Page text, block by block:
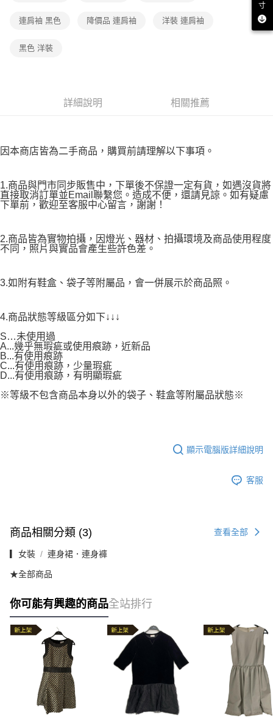
易，需依本服務之必要範圍內提供個人資料，並將交易相關給付款項請求債
２．關於個人資料處理事宜，請瀏覽以下網址：
４．使用「AFTEE先享後付」時，將依據個別帳號之用戶狀況，依本公司即
恩沛科技股份有限公司將有權停止該用戶之使用額度並採取法律行動。
連肩袖 黑色 降價品 連肩袖 洋裝 連肩袖
黑色 洋裝
詳細說明 相關推薦
因本商店皆為二手商品，購買前請理解以下事項。
1.商品與門市同步販售中，下單後不保證一定有貨，如遇沒貨將
直接取消訂單並Email聯繫您。造成不便，還請見諒。如有疑慮
下單前，歡迎至客服中心留言，謝謝！
2.商品皆為實物拍攝，因燈光、器材、拍攝環境及商品使用程度
不同，照片與實品會產生些許色差。
3.如附有鞋盒、袋子等附屬品，會一併展示於商品照。
4.商品狀態等級區分如下↓↓↓
S…未使用過
A...幾乎無瑕疵或使用痕跡，近新品
B...有使用痕跡
C...有使用痕跡，少量瑕疵
D...有使用痕跡，有明顯瑕疵
※等級不包含商品本身以外的袋子、鞋盒等附屬品狀態※
顯示電腦版詳細說明
客服
商品相關分類 (3) 查看全部
▎女裝 連身裙．連身褲
★全部商品
你可能有興趣的商品全站排行
寸